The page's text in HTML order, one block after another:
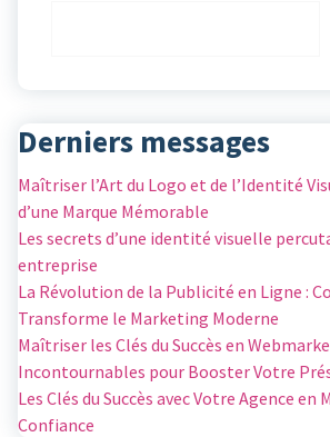
Derniers messages
Maîtriser l’Art du Logo et de l’Identité
d’une Marque Mémorable
Les secrets d’une identité visuelle
entreprise
La Révolution de la Publicité en Ligne :
Transforme le Marketing Moderne
Maîtriser les Clés du Succès en
Incontournables pour Booster Votre
Les Clés du Succès avec Votre Agence en
Confiance